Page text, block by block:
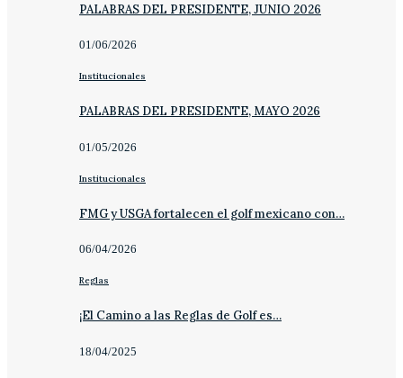
PALABRAS DEL PRESIDENTE, JUNIO 2026
01/06/2026
Institucionales
PALABRAS DEL PRESIDENTE, MAYO 2026
01/05/2026
Institucionales
FMG y USGA fortalecen el golf mexicano con…
06/04/2026
Reglas
¡El Camino a las Reglas de Golf es…
18/04/2025